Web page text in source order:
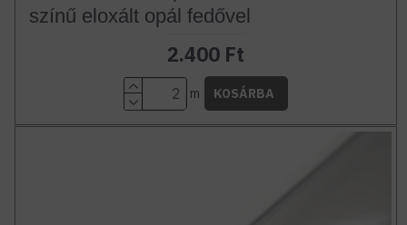
színű eloxált opál fedővel
2.400 Ft
m KOSÁRBA